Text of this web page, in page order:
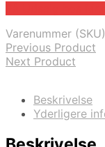
Varenummer
Previous Product
Next Product
Beskrivelse
Yderligere